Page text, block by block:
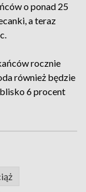
o ponad 25
a teraz
rocznie
również będzie
6 procent